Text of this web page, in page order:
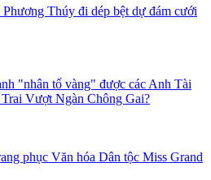
Thúy đi dép bệt dự đám cưới
"nhân tố vàng" được các Anh Tài
Vượt Ngàn Chông Gai?
phục Văn hóa Dân tộc Miss Grand